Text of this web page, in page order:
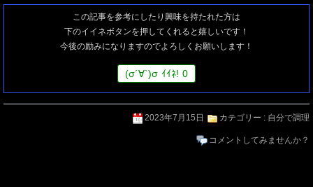
この記事を参考にしたり興味を持たれた方は
下のイイネボタンを押してくれると嬉しいです！
今後の励みになりますのでよろしくお願いします！
(σ´∀`)σ ｲｲﾈ! 0
2023年7月15日 カテゴリー : 自分で調理
コメントしてみませんか？